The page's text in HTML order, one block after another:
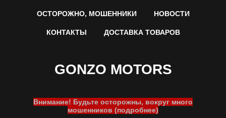
ОСТОРОЖНО, МОШЕННИКИ НОВОСТИ
КОНТАКТЫ ДОСТАВКА ТОВАРОВ
GONZO MOTORS
Внимание! Будьте осторожны, вокруг много
мошенников (подробнее)